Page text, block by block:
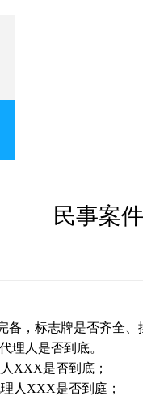
民事案
备，标志牌是否齐全、
理人是否到底。
XXX是否到底；
人 XXX是否到庭；